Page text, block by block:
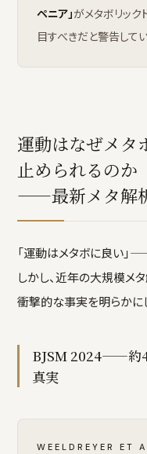
ペニア」がメタボリッ
目すべきだと警告してい
運動はなぜメタ
止められるのか
——最新メタ解
「運動はメタボに良い」
しかし、近年の大規模メ
衝撃的な事実を明らかに
BJSM 2024——約
真実
WEELDREYER ET